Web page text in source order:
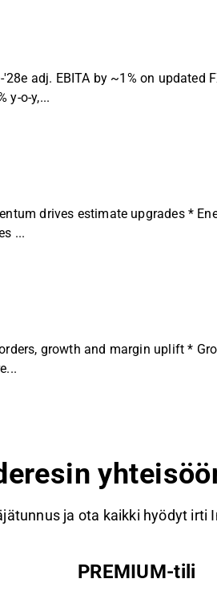
adj. EBITA by ~1% on
y-o-y,...
drives estimate upgrades *
...
growth and margin uplift *
ja ota kaikki hyödyt irti
PREMIUM-tili